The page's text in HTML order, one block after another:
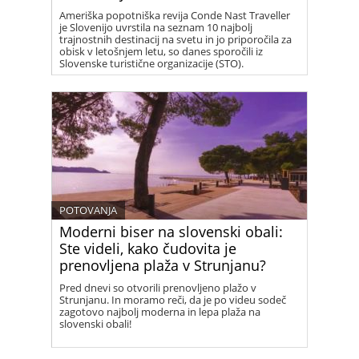
Ameriška popotniška revija Conde Nast Traveller
je Slovenijo uvrstila na seznam 10 najbolj
trajnostnih destinacij na svetu in jo priporočila za
obisk v letošnjem letu, so danes sporočili iz
Slovenske turistične organizacije (STO).
Moderni biser na slovenski obali:
Ste videli, kako čudovita je
prenovljena plaža v Strunjanu?
POTOVANJA
Pred dnevi so otvorili prenovljeno plažo v
Strunjanu. In moramo reči, da je po videu sodeč
zagotovo najbolj moderna in lepa plaža na
slovenski obali!